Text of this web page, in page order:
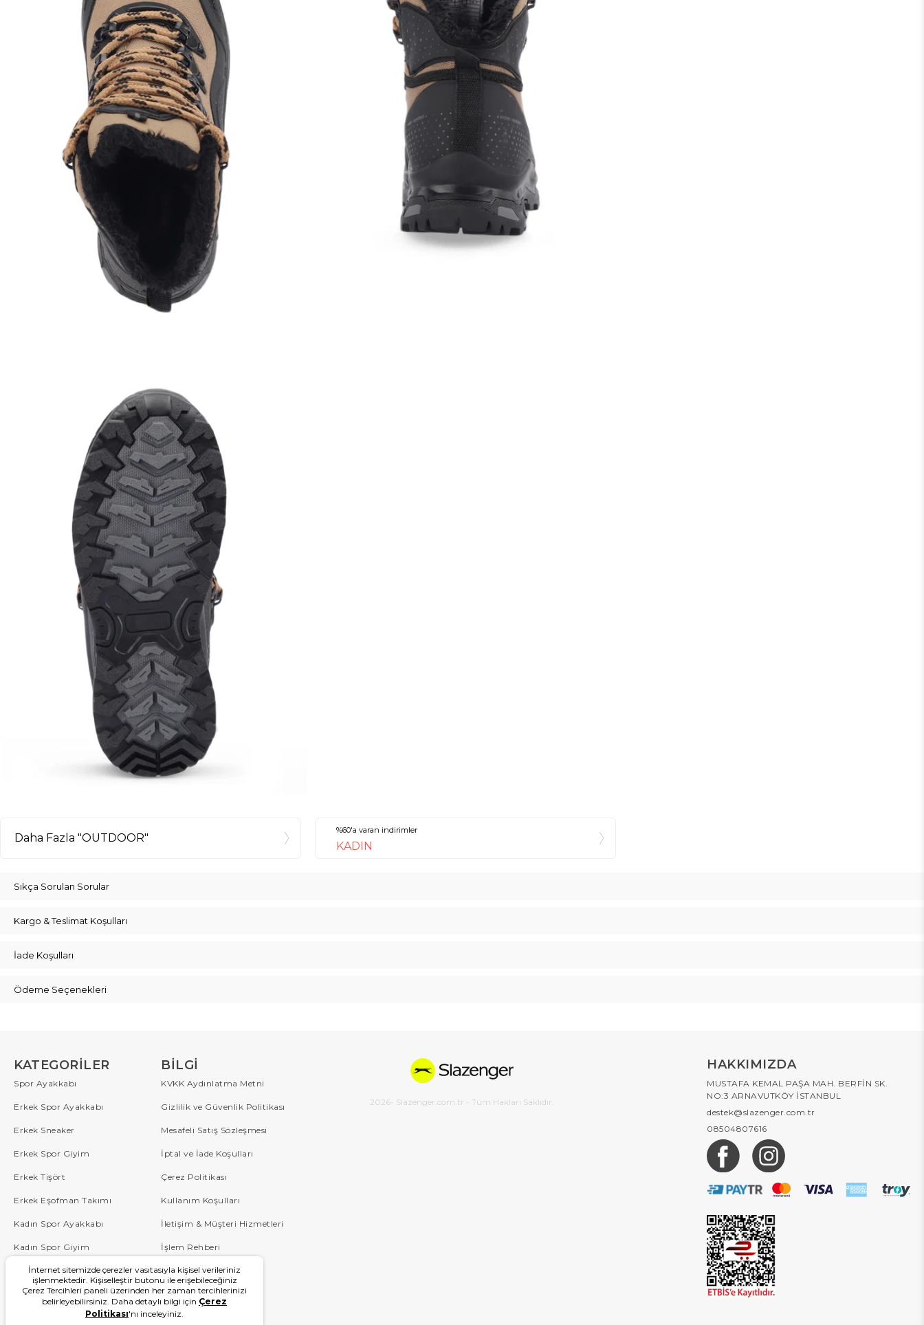
Daha Fazla "OUTDOOR"
%60'a varan indirimler
KADIN
Sıkça Sorulan Sorular
Kargo & Teslimat Koşulları
İade Koşulları
Ödeme Seçenekleri
KATEGORILER
Spor Ayakkabı
Erkek Spor Ayakkabı
Erkek Sneaker
Erkek Spor Giyim
Erkek Tişört
Erkek Eşofman Takımı
Kadın Spor Ayakkabı
Kadın Spor Giyim
Çocuk
Blog
BILGI
KVKK Aydınlatma Metni
Gizlilik ve Güvenlik Politikası
Mesafeli Satış Sözleşmesi
İptal ve İade Koşulları
Çerez Politikası
Kullanım Koşulları
İletişim & Müşteri Hizmetleri
İşlem Rehberi
Sipariş Takip
Sıkça Sorulan Sorular
Kampanyalar
2026- Slazenger.com.tr - Tüm Hakları Saklıdır.
HAKKIMIZDA
MUSTAFA KEMAL PAŞA MAH. BERFİN SK.
NO:3 ARNAVUTKÖY İSTANBUL
destek@slazenger.com.tr
08504807616
İnternet sitemizde çerezler vasıtasıyla kişisel verileriniz
işlenmektedir. Kişiselleştir butonu ile erişebileceğiniz
Çerez Tercihleri paneli üzerinden her zaman tercihlerinizi
belirleyebilirsiniz. Daha detaylı bilgi için Çerez
Politikası'nı inceleyiniz.